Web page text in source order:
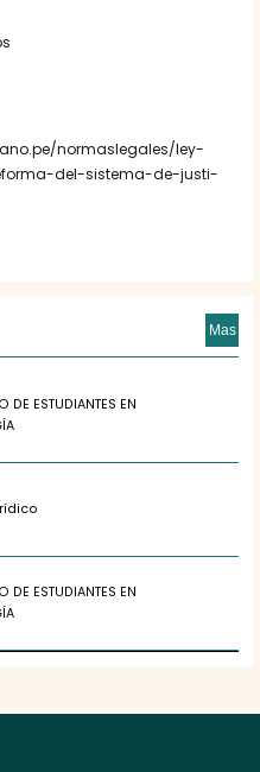
normaslegales/ley-
del-sistema-de-justi-
Mas
DE ESTUDIANTES EN
DE ESTUDIANTES EN